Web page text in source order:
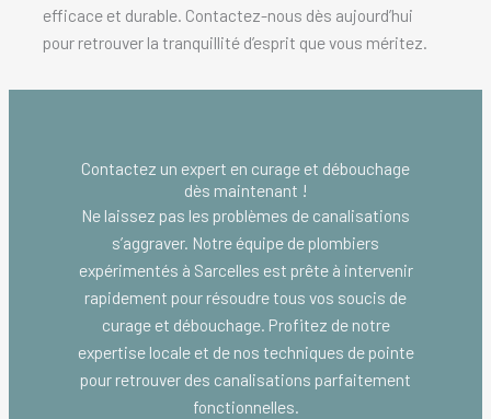
efficace et durable. Contactez-nous dès aujourd’hui
pour retrouver la tranquillité d’esprit que vous méritez.
Contactez un expert en curage et débouchage
dès maintenant !
Ne laissez pas les problèmes de canalisations
s’aggraver. Notre équipe de plombiers
expérimentés à Sarcelles est prête à intervenir
rapidement pour résoudre tous vos soucis de
curage et débouchage. Profitez de notre
expertise locale et de nos techniques de pointe
pour retrouver des canalisations parfaitement
fonctionnelles.